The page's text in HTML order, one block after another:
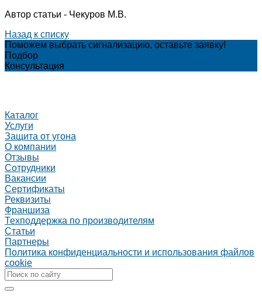
Автор статьи - Чекуров М.В.
Назад к списку
Поможем выбрать сигнализацию, оставьте заявку!
Подбор
Консультация
Каталог
Услуги
Защита от угона
О компании
Отзывы
Сотрудники
Вакансии
Сертификаты
Реквизиты
Франшиза
Техподдержка по производителям
Статьи
Партнеры
Политика конфиденциальности и использования файлов
cookie